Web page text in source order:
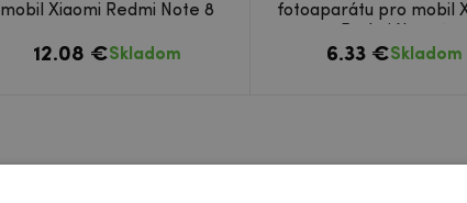
mobil Xiaomi Redmi Note 8
12.08 €Skladom
fotoaparátu pro mobil
6.33 €Skladom